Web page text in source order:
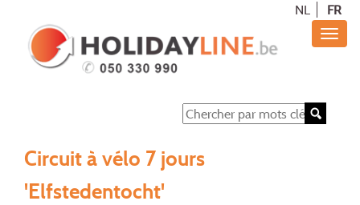
NL FR
Circuit à vélo 7 jours
'Elfstedentocht'